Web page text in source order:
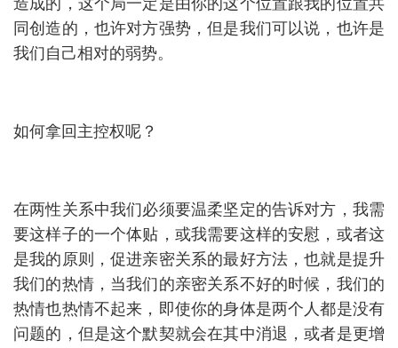
造成的，这个局一定是由你的这个位置跟我的位置共
同创造的，也许对方强势，但是我们可以说，也许是
我们自己相对的弱势。
如何拿回主控权呢？
在两性关系中我们必须要温柔坚定的告诉对方，我需
要这样子的一个体贴，或我需要这样的安慰，或者这
是我的原则，促进亲密关系的最好方法，也就是提升
我们的热情，当我们的亲密关系不好的时候，我们的
热情也热情不起来，即使你的身体是两个人都是没有
问题的，但是这个默契就会在其中消退，或者是更增